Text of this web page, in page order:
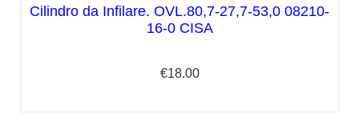
Cilindro da Infilare. OVL.80,7-27,7-53,0 08210-
16-0 CISA
€18.00